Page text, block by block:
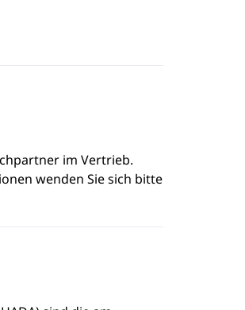
im Vertrieb.
wenden Sie sich bitte